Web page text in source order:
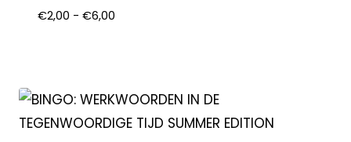
€2,00 - €6,00